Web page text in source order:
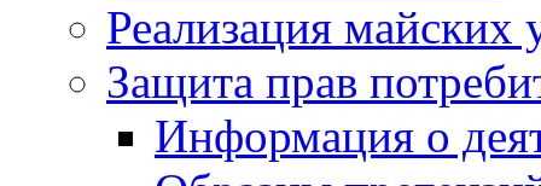
Реализация майских
Защита прав
Информация о